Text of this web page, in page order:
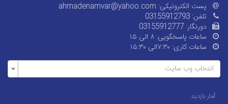
پست الکترونیکی: ahmadenamvar@yahoo.com
تلفن: 03155912793
دورنگار: 03155912777
ساعات پاسخگویی: ۸ الی ۱۵
ساعات کاری: ۷:۳۰الی ۱۵:۳۰
انتخاب وب سایت
آمار بازدید